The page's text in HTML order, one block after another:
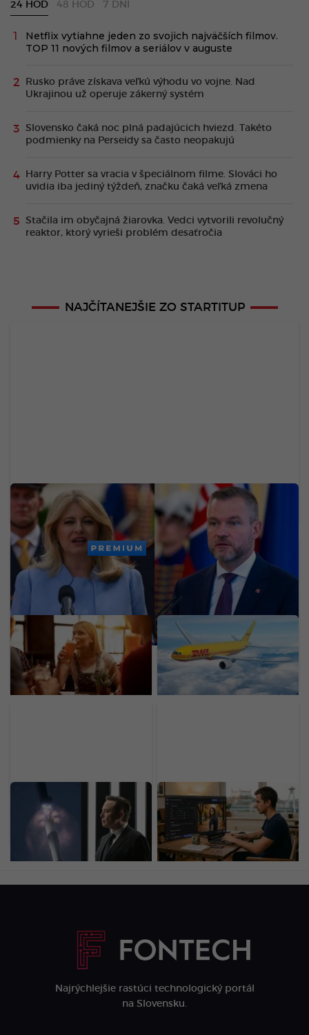
24 HOD 48 HOD 7 DNÍ
Netflix vytiahne jeden zo svojich najväčších filmov.
TOP 11 nových filmov a seriálov v auguste
Rusko práve získava veľkú výhodu vo vojne. Nad
Ukrajinou už operuje zákerný systém
Slovensko čaká noc plná padajúcich hviezd. Takéto
podmienky na Perseidy sa často neopakujú
Harry Potter sa vracia v špeciálnom filme. Slováci ho
uvidia iba jediný týždeň, značku čaká veľká zmena
Stačila im obyčajná žiarovka. Vedci vytvorili revolučný
reaktor, ktorý vyrieši problém desaťročia
NAJČÍTANEJŠIE ZO STARTITUP
Slováci si vybrali najlepšieho prezidenta. Pre Fica
aj Šimečku majú jasný odkaz (PRIESKUM)
PREMIUM
Na Slovensku zanikajú
remeselné pivovary.
Viacero ich skrachovalo
tiež v Nemecku, dokonca
aj jeden 347-ročný
Poplach vo vzduchu:
Nákladné lietadlo DHL sa
zrazilo s objektom, úrady
hovoria o drone s
Raketa SpaceX narazila
do Mesiaca v rýchlosti
takmer 9-tisíc km/h.
NASA okamžite reaguje
Za 10 minút vytvoríš
produkt za 500 eur.
Expert prezradil, kto na
AI zarába najviac
Najrýchlejšie rastúci technologický portál
na Slovensku.